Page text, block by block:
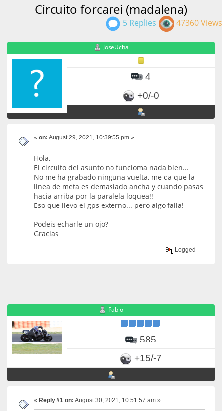
Circuito forcarei (madalena)
5 Replies 47360 Views
JoseUcha
4
+0/-0
« on: August 29, 2021, 10:39:55 pm »
Hola,
El circuito del asunto no funcioma nada bien...
No me ha grabado ninguna vuelta, me da que la
linea de meta es demasiado ancha y cuando pasas
hacia arriba por la paralela loquea!!
Eso que llevo el gps externo... pero algo falla!
Podeis echarle un ojo?
Gracias
Logged
Pablo
585
+15/-7
« Reply #1 on: August 30, 2021, 10:51:57 am »